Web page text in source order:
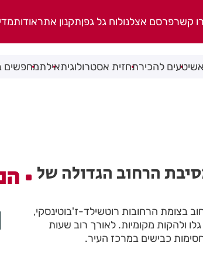
קשרפרסם אצלנולוח גל גפןתקנון אתראודות
טעים להכירתחזית אסטרולוגיתאילתמחפשים
הרחוב הגדולה של
רחוב בצומת הרחובות רוטשילד-ז'בוטינסקי,
גלו ולהקות מקומיות. לאורך רוב שעות
כבישים במרכז העיר.